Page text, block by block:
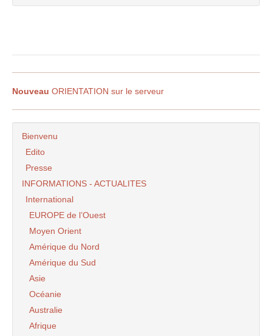
Nouveau ORIENTATION sur le serveur
Bienvenu
Edito
Presse
INFORMATIONS - ACTUALITES
International
EUROPE de l’Ouest
Moyen Orient
Amérique du Nord
Amérique du Sud
Asie
Océanie
Australie
Afrique